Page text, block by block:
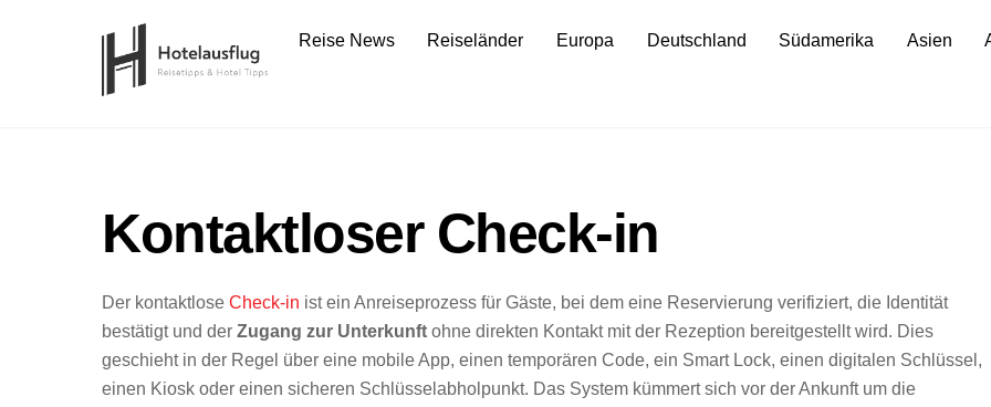
Reise News Reiseländer Europa Deutschland Südamerika Asien
Kontaktloser Check-in
Der kontaktlose Check-in ist ein Anreiseprozess für Gäste, bei dem eine Reservierung verifiziert, die Identität
bestätigt und der Zugang zur Unterkunft ohne direkten Kontakt mit der Rezeption bereitgestellt wird. Dies
geschieht in der Regel über eine mobile App, einen temporären Code, ein Smart Lock, einen digitalen Schlüssel,
einen Kiosk oder einen sicheren Schlüsselabholpunkt. Das System kümmert sich vor der Ankunft um die